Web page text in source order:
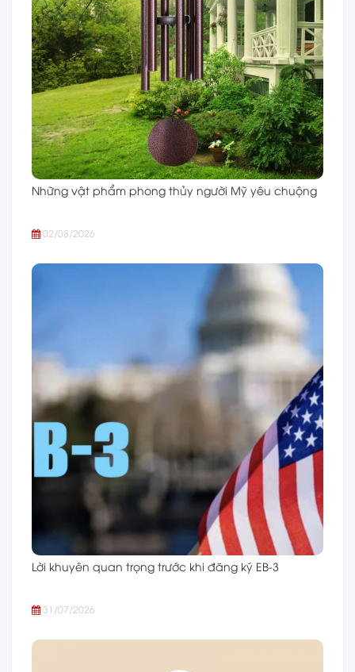
Những vật phẩm phong thủy người Mỹ yêu chuộng
02/08/2026
Lời khuyên quan trọng trước khi đăng ký EB-3
31/07/2026